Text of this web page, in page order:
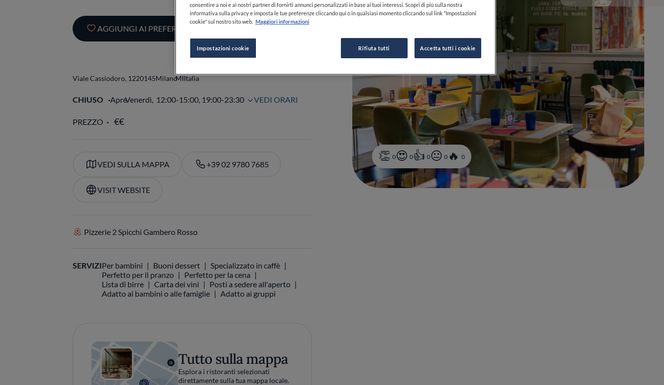
AGGIUNGI AI PREFERITI
0 0 0 0 0
Viale Cassiodoro, 1220145MilanoMIItalia
CHIUSO ApreVenerdì, 12:00-15:00, 19:00-23:30 VEDI ORARI
PREZZO
VEDI SULLA MAPPA +39 02 9780 7685
VISIT WEBSITE
Pizzerie 2 Spicchi Gambero Rosso
SERVIZIPer bambini Buoni dessert
Specializzato in caffè
Perfetto per il pranzo
Perfetto per la cena
Lista di birre
Carta dei vini
Posti a sedere all'aperto
Adatto ai bambini o alle famiglie
Adatto ai gruppi
Tutto sulla mappa
Esplora i ristoranti selezionati
direttamente sulla tua mappa locale.
consentire a noi e ai nostri partner di fornirti annunci personalizzati in base ai tuoi interessi. Scopri di più sulla nostra
informativa sulla privacy e imposta le tue preferenze cliccando qui o in qualsiasi momento cliccando sul link "Impostazioni
cookie" sul nostro sito web. Maggiori informazioni
Impostazioni cookie Rifiuta tutti Accetta tutti i cookie